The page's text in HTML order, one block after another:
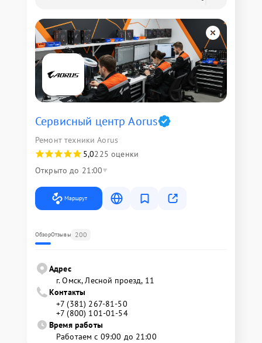
Сервисный центр Aorus
Ремонт техники Aorus
5,0225 оценки
Открыто до 21:00
Маршрут
ОбзорОтзывы 200
Адрес
г. Омск, ​Лесной проезд, 11
Контакты
+7 (381) 267-81-50
+7 (800) 101-01-54
Время работы
Работаем с 09:00 до 21:00